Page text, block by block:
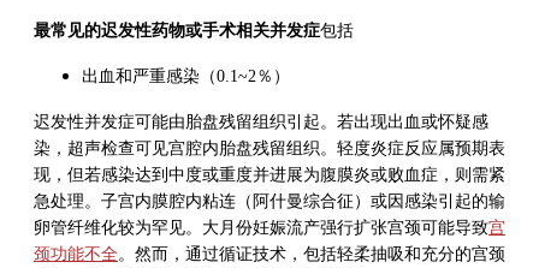
最常见的迟发性药物或手术相关并发症包括
出血和严重感染（0.1~2％）
迟发性并发症可能由胎盘残留组织引起。若出现出血或怀疑感
染，超声检查可见宫腔内胎盘残留组织。轻度炎症反应属预期表
现，但若感染达到中度或重度并进展为腹膜炎或败血症，则需紧
急处理。子宫内膜腔内粘连（阿什曼综合征）或因感染引起的输
卵管纤维化较为罕见。大月份妊娠流产强行扩张宫颈可能导致宫
颈功能不全。然而，通过循证技术，包括轻柔抽吸和充分的宫颈